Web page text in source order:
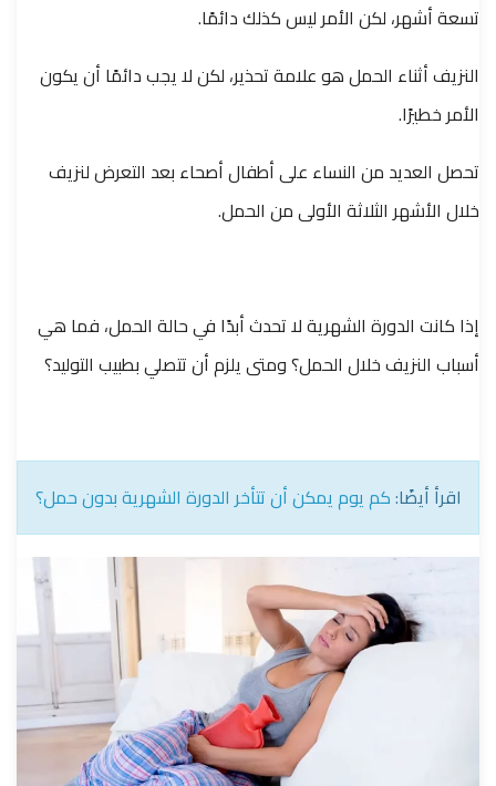
تسعة أشهر، لكن الأمر ليس كذلك دائمًا.
النزيف أثناء الحمل هو علامة تحذير، لكن لا يجب دائمًا أن يكون
الأمر خطيرًا.
تحصل العديد من النساء على أطفال أصحاء بعد التعرض لنزيف
خلال الأشهر الثلاثة الأولى من الحمل.
إذا كانت الدورة الشهرية لا تحدث أبدًا في حالة الحمل، فما هي
أسباب النزيف خلال الحمل؟ ومتى يلزم أن تتصلي بطبيب التوليد؟
اقرأ أيضًا:كم يوم يمكن أن تتأخر الدورة الشهرية بدون حمل؟